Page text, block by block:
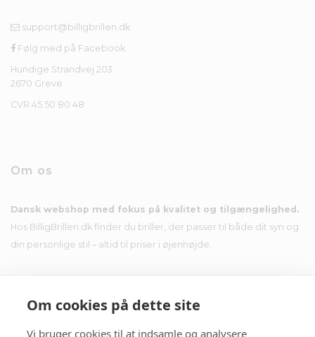
Om cookies på dette site
Vi bruger cookies til at indsamle og analysere
support@billigbrillen.dk
Følg med på Facebook
Hundige Strandvej 203
2670 Greve
CVR 45 50 80 48
Om os
Dansk webshop med fokus på kvalitet og tilgængelighed.
Hos BilligBrillen.dk finder du briller, der passer til både dit syn og
din personlige stil – altid til priser i øjenhøjde.
Nyhedsbrev